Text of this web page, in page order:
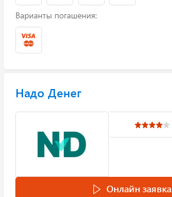
Варианты погашения:
Надо Денег
Онлайн заявка